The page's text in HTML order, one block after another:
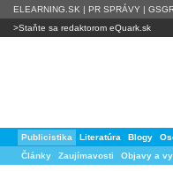
ELEARNING.SK | PR SPRÁVY |
>Staňte sa redaktorom eQuark.sk
Publicistika
Články
Zaujímavosti Objavy a
Literatúra Blogy